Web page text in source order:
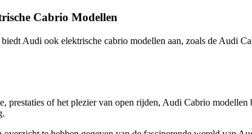
Cabrio Modellen
Audi ook elektrische cabrio modellen aan, zoals de Audi
prestaties of het plezier van open rijden, Audi Cabrio